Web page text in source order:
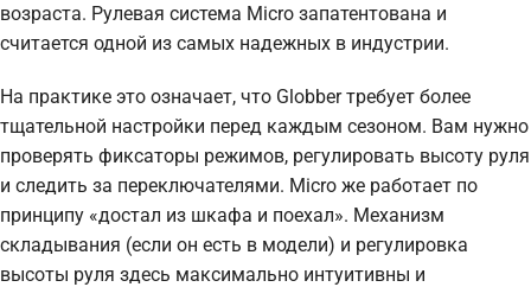
возраста. Рулевая система Micro запатентована и
считается одной из самых надежных в индустрии.
На практике это означает, что Globber требует более
тщательной настройки перед каждым сезоном. Вам нужно
проверять фиксаторы режимов, регулировать высоту руля
и следить за переключателями. Micro же работает по
принципу «достал из шкафа и поехал». Механизм
складывания (если он есть в модели) и регулировка
высоты руля здесь максимально интуитивны и